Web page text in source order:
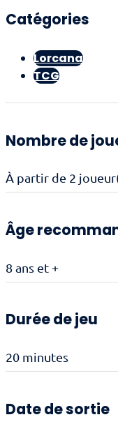
Chapitre
6
Azurite
Catégories
Lorcana
TCG
Nombre de
À partir de 2
Âge
8 ans et +
Durée de jeu
20 minutes
Date de sortie